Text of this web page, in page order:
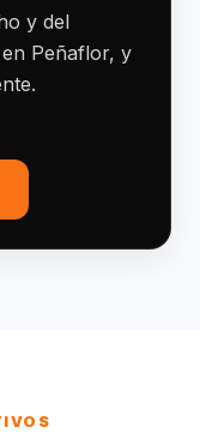
y del
Peñaflor, y